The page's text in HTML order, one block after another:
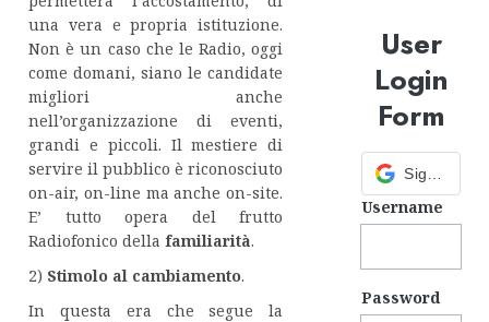
una vera e propria istituzione.
Non è un caso che le Radio, oggi
come domani, siano le candidate
migliori anche
nell’organizzazione di eventi,
grandi e piccoli. Il mestiere di
servire il pubblico è riconosciuto
on-air, on-line ma anche on-site.
E’ tutto opera del frutto
Radiofonico della familiarità.
2) Stimolo al cambiamento.
In questa era che segue la
User
Login
Form
Username
Password